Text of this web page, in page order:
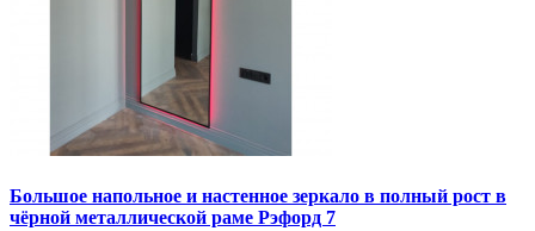
Большое напольное и настенное зеркало в полный рост в
чёрной металлической раме Рэфорд 7